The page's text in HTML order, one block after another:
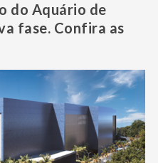
do Aquário de
fase. Confira as